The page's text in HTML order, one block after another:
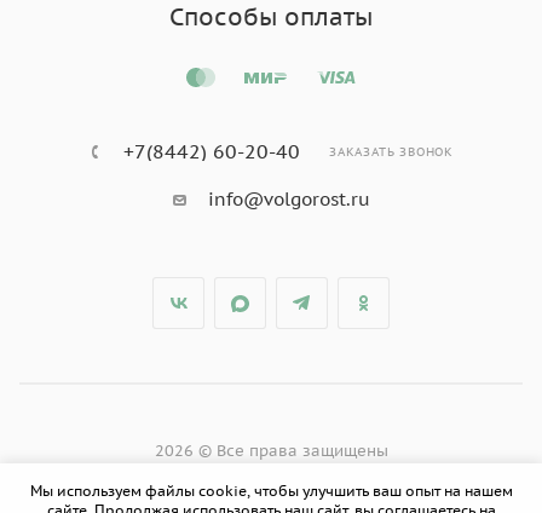
Способы оплаты
+7(8442) 60-20-40 ЗАКАЗАТЬ ЗВОНОК
info@volgorost.ru
2026 © Все права защищены
Мы используем файлы cookie, чтобы улучшить ваш опыт на нашем